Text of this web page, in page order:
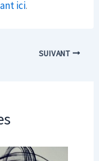
ici.
SUIVANT